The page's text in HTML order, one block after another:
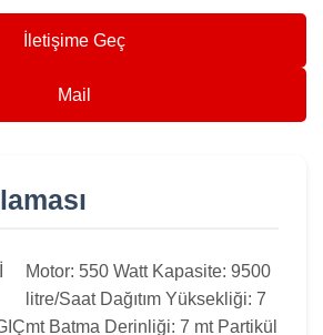
İletişime Geç
Mail
Motor: 550 Watt Kapasite: 9500
litre/Saat Dağıtım Yüksekliği: 7
mt Batma Derinliği: 7 mt Partikül